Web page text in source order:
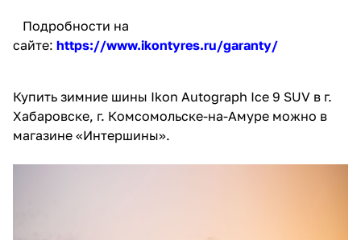
Подробности на
сайте: https://www.ikontyres.ru/garanty/
Купить зимние шины Ikon Autograph Ice 9 SUV в г.
Хабаровске, г. Комсомольске-на-Амуре можно в
магазине «Интершины».